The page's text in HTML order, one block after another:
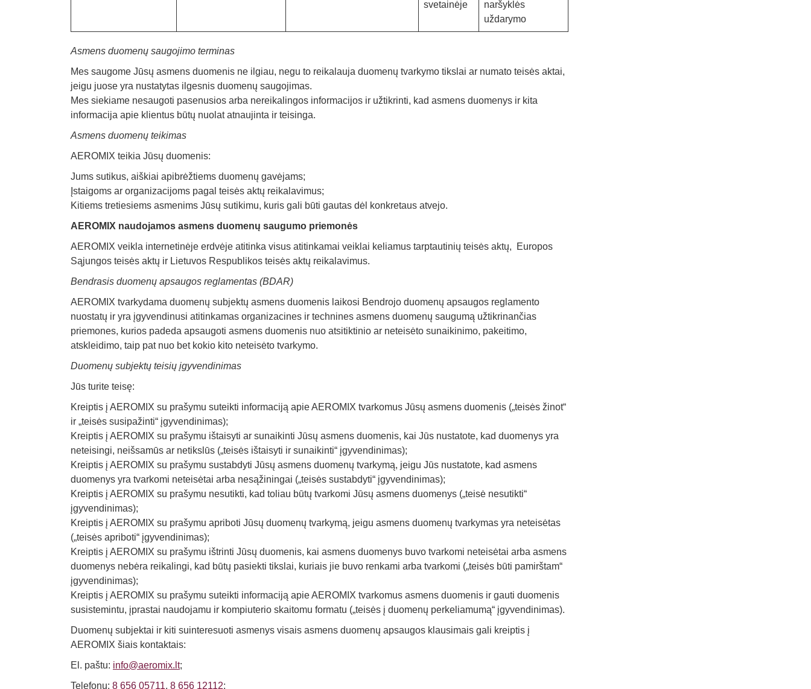
svetainėje
naršyklės
uždarymo
Asmens duomenų saugojimo terminas
Mes saugome Jūsų asmens duomenis ne ilgiau, negu to reikalauja duomenų tvarkymo tikslai ar numato teisės aktai,
jeigu juose yra nustatytas ilgesnis duomenų saugojimas.
Mes siekiame nesaugoti pasenusios arba nereikalingos informacijos ir užtikrinti, kad asmens duomenys ir kita
informacija apie klientus būtų nuolat atnaujinta ir teisinga.
Asmens duomenų teikimas
AEROMIX teikia Jūsų duomenis:
Jums sutikus, aiškiai apibrėžtiems duomenų gavėjams;
Įstaigoms ar organizacijoms pagal teisės aktų reikalavimus;
Kitiems tretiesiems asmenims Jūsų sutikimu, kuris gali būti gautas dėl konkretaus atvejo.
AEROMIX naudojamos asmens duomenų saugumo priemonės
AEROMIX veikla internetinėje erdvėje atitinka visus atitinkamai veiklai keliamus tarptautinių teisės aktų, Europos
Sąjungos teisės aktų ir Lietuvos Respublikos teisės aktų reikalavimus.
Bendrasis duomenų apsaugos reglamentas (BDAR)
AEROMIX tvarkydama duomenų subjektų asmens duomenis laikosi Bendrojo duomenų apsaugos reglamento
nuostatų ir yra įgyvendinusi atitinkamas organizacines ir technines asmens duomenų saugumą užtikrinančias
priemones, kurios padeda apsaugoti asmens duomenis nuo atsitiktinio ar neteisėto sunaikinimo, pakeitimo,
atskleidimo, taip pat nuo bet kokio kito neteisėto tvarkymo.
Duomenų subjektų teisių įgyvendinimas
Jūs turite teisę:
Kreiptis į AEROMIX su prašymu suteikti informaciją apie AEROMIX tvarkomus Jūsų asmens duomenis („teisės žinot“
ir „teisės susipažinti“ įgyvendinimas);
Kreiptis į AEROMIX su prašymu ištaisyti ar sunaikinti Jūsų asmens duomenis, kai Jūs nustatote, kad duomenys yra
neteisingi, neišsamūs ar netikslūs („teisės ištaisyti ir sunaikinti“ įgyvendinimas);
Kreiptis į AEROMIX su prašymu sustabdyti Jūsų asmens duomenų tvarkymą, jeigu Jūs nustatote, kad asmens
duomenys yra tvarkomi neteisėtai arba nesąžiningai („teisės sustabdyti“ įgyvendinimas);
Kreiptis į AEROMIX su prašymu nesutikti, kad toliau būtų tvarkomi Jūsų asmens duomenys („teisė nesutikti“
įgyvendinimas);
Kreiptis į AEROMIX su prašymu apriboti Jūsų duomenų tvarkymą, jeigu asmens duomenų tvarkymas yra neteisėtas
(„teisės apriboti“ įgyvendinimas);
Kreiptis į AEROMIX su prašymu ištrinti Jūsų duomenis, kai asmens duomenys buvo tvarkomi neteisėtai arba asmens
duomenys nebėra reikalingi, kad būtų pasiekti tikslai, kuriais jie buvo renkami arba tvarkomi („teisės būti pamirštam“
įgyvendinimas);
Kreiptis į AEROMIX su prašymu suteikti informaciją apie AEROMIX tvarkomus asmens duomenis ir gauti duomenis
susistemintu, įprastai naudojamu ir kompiuterio skaitomu formatu („teisės į duomenų perkeliamumą“ įgyvendinimas).
Duomenų subjektai ir kiti suinteresuoti asmenys visais asmens duomenų apsaugos klausimais gali kreiptis į
AEROMIX šiais kontaktais:
El. paštu: info@aeromix.lt;
Telefonu: 8 656 05711, 8 656 12112;